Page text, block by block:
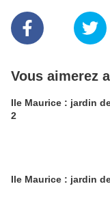
Vous aimerez
Ile Maurice : jardin
2
Ile Maurice : jardin